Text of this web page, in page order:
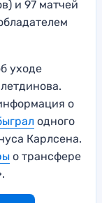
и 97 матчей
уходе
о
одного
Карлсена.
о трансфере